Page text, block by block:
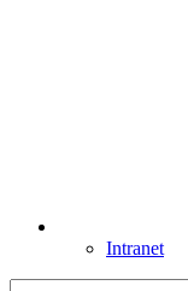
Intranet